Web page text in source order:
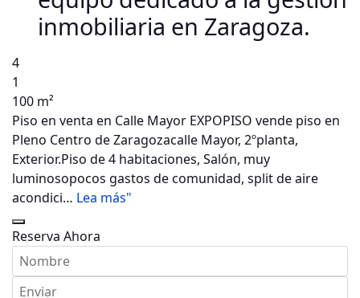
inmobiliaria en Zaragoza.
4
1
100 m²
Piso en venta en Calle Mayor EXPOPISO vende piso en
Pleno Centro de Zaragozacalle Mayor, 2ºplanta,
Exterior.Piso de 4 habitaciones, Salón, muy
luminosopocos gastos de comunidad, split de aire
acondici… Lea más"
Reserva Ahora